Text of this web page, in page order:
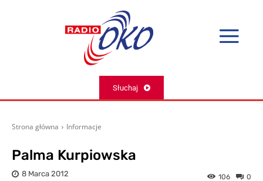
Słuchaj
Strona główna Informacje
Palma Kurpiowska
8 Marca 2012 0
106